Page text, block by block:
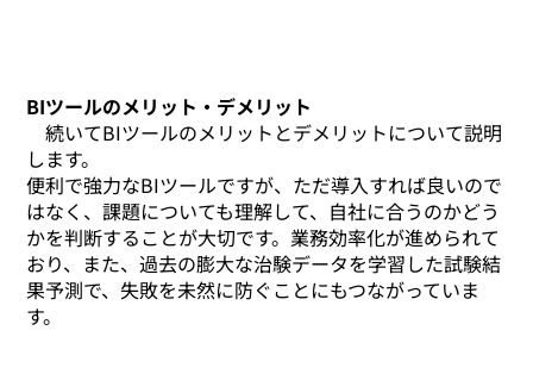
BIツールのメリット・デメリット
続いてBIツールのメリットとデメリットについて説明
します。
便利で強力なBIツールですが、ただ導入すれば良いので
はなく、課題についても理解して、自社に合うのかどう
かを判断することが大切です。業務効率化が進められて
おり、また、過去の膨大な治験データを学習した試験結
果予測で、失敗を未然に防ぐことにもつながっていま
す。